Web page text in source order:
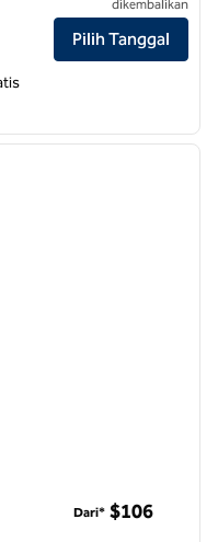
Garner
dikembalikan
Pilih Tanggal
Dari* $106